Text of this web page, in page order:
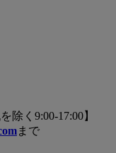
く9:00-17:00】
まで